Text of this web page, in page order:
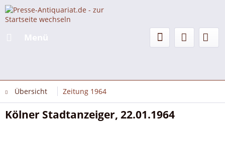
Übersicht Zeitung 1964
Kölner Stadtanzeiger, 22.01.1964